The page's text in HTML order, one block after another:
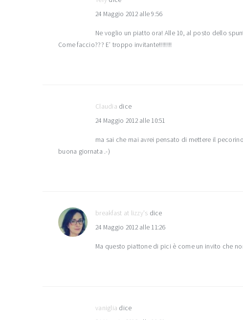
24 Maggio 2012 alle 9:56
Ne voglio un piatto ora! Alle 10, al posto dello
Come faccio??? E’ troppo invitante!!!!!!!!
Claudia dice
24 Maggio 2012 alle 10:51
ma sai che mai avrei pensato di mettere il
buona giornata .-)
breakfast at lizzy's dice
24 Maggio 2012 alle 11:26
Ma questo piattone di pici è come un invito che
vaniglia dice